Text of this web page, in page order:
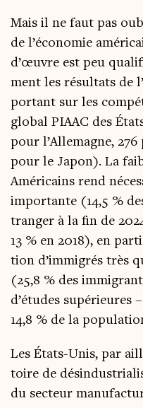
Mais il ne faut pas
de l’é­co­no­mie
d’œuvre est peu
ment les résul­tats de
por­tant sur les
glo­bal PIAAC des
pour l’Al­le­magne, 276
pour le Japon). La
Amé­ri­cains rend
impor­tante (14,5 %
tran­ger à la fin de
13 % en 2018), en
tion d’im­mi­grés très
(25,8 % des
d’é­tudes supé­rieures
14,8 % de la
Les États-Unis, par
toire de
du sec­teur